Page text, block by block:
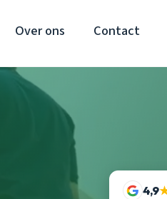
Over ons Contact
4,9